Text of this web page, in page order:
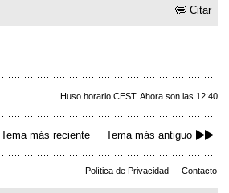
Citar
Huso horario CEST. Ahora son las 12:40
Tema más reciente Tema más antiguo
Política de Privacidad - Contacto